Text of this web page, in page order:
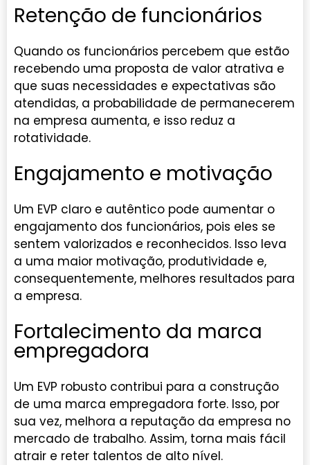
Retenção de funcionários
Quando os funcionários percebem que estão
recebendo uma proposta de valor atrativa e
que suas necessidades e expectativas são
atendidas, a probabilidade de permanecerem
na empresa aumenta, e isso reduz a
rotatividade.
Engajamento e motivação
Um EVP claro e autêntico pode aumentar o
engajamento dos funcionários, pois eles se
sentem valorizados e reconhecidos. Isso leva
a uma maior motivação, produtividade e,
consequentemente, melhores resultados para
a empresa.
Fortalecimento da marca
empregadora
Um EVP robusto contribui para a construção
de uma marca empregadora forte. Isso, por
sua vez, melhora a reputação da empresa no
mercado de trabalho. Assim, torna mais fácil
atrair e reter talentos de alto nível.